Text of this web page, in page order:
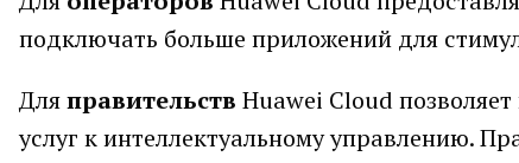
подключать больше приложений для
Дляправительств Huawei Cloud
услуг к интеллектуальному управлению.